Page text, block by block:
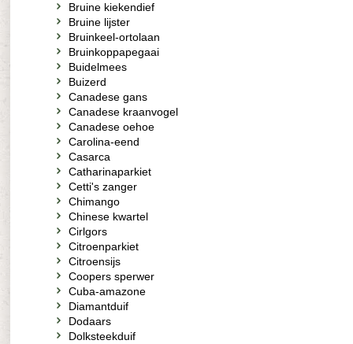
Bruine kiekendief
Bruine lijster
Bruinkeel-ortolaan
Bruinkoppapegaai
Buidelmees
Buizerd
Canadese gans
Canadese kraanvogel
Canadese oehoe
Carolina-eend
Casarca
Catharinaparkiet
Cetti's zanger
Chimango
Chinese kwartel
Cirlgors
Citroenparkiet
Citroensijs
Coopers sperwer
Cuba-amazone
Diamantduif
Dodaars
Dolksteekduif